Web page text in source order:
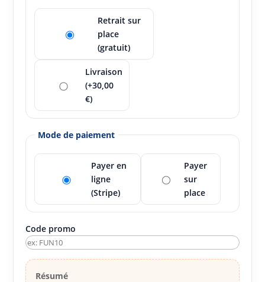
Retrait sur
place
(gratuit)
Livraison
(+30,00
€)
Mode de paiement
Payer en
ligne
(Stripe)
Payer
sur
place
Code promo
Résumé